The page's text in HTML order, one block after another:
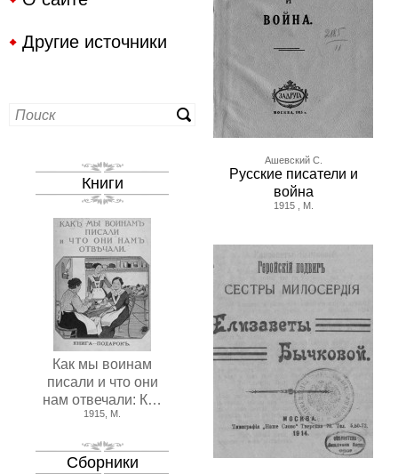
Другие источники
Книги
Как мы воинам
писали и что они
нам отвечали: К…
1915, М.
Сборники
Ашевский С.
Русские писатели и
война
1915 , М.